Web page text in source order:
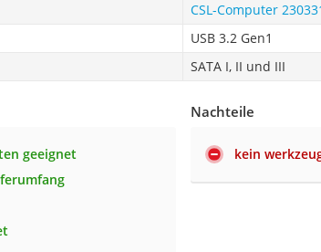
CSL-Computer
USB 3.2 Gen1
SATA I, II und III
geeignet
Nachteile
kein